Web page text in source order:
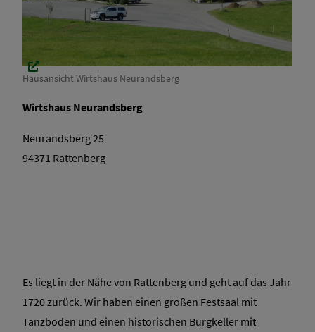
Hausansicht Wirtshaus Neurandsberg
Wirtshaus Neurandsberg
Neurandsberg 25
94371 Rattenberg
Es liegt in der Nähe von Rattenberg und geht auf das Jahr
1720 zurück. Wir haben einen großen Festsaal mit
Tanzboden und einen historischen Burgkeller mit